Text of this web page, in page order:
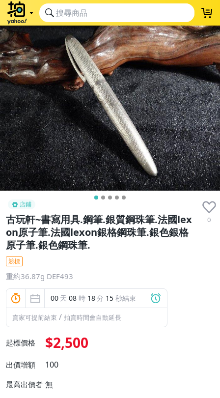
店鋪
古玩軒~書寫用具.鋼筆.銀質鋼珠筆.法國lex
on原子筆.法國lexon銀格鋼珠筆.銀色銀格
原子筆.銀色鋼珠筆.
0
競標
重約36.87g DEF493
00 天 08 時 18分 14 秒結束
賣家可提前結束 / 拍賣時間會自動延長
起標價格 $2,500
出價增額 100
最高出價者 無